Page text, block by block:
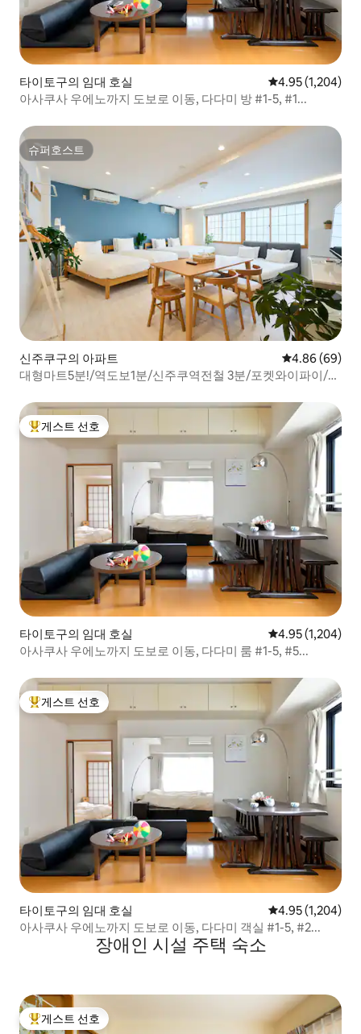
타이토구의 임대 호실 평점 4.95점(5점
4.95 (1,204)
아사쿠사 우에노까지 도보로 이동, 다다미 방 #1-5, #1...
슈퍼호스트
슈퍼호스트
신주쿠구의 아파트 평점 4.86점(5
4.86 (69)
대형마트5분!/역도보1분/신주쿠역전철 3분/포켓와이파이/편
상위 게스트 선호
게스트 선호
타이토구의 임대 호실 평점 4.95점(5점
4.95 (1,204)
아사쿠사 우에노까지 도보로 이동, 다다미 룸 #1-5, #5...
상위 게스트 선호
게스트 선호
타이토구의 임대 호실 평점 4.95점(5점
4.95 (1,204)
아사쿠사 우에노까지 도보로 이동, 다다미 객실 #1-5, #2...
장애인 시설 주택 숙소
상위 게스트 선호
게스트 선호